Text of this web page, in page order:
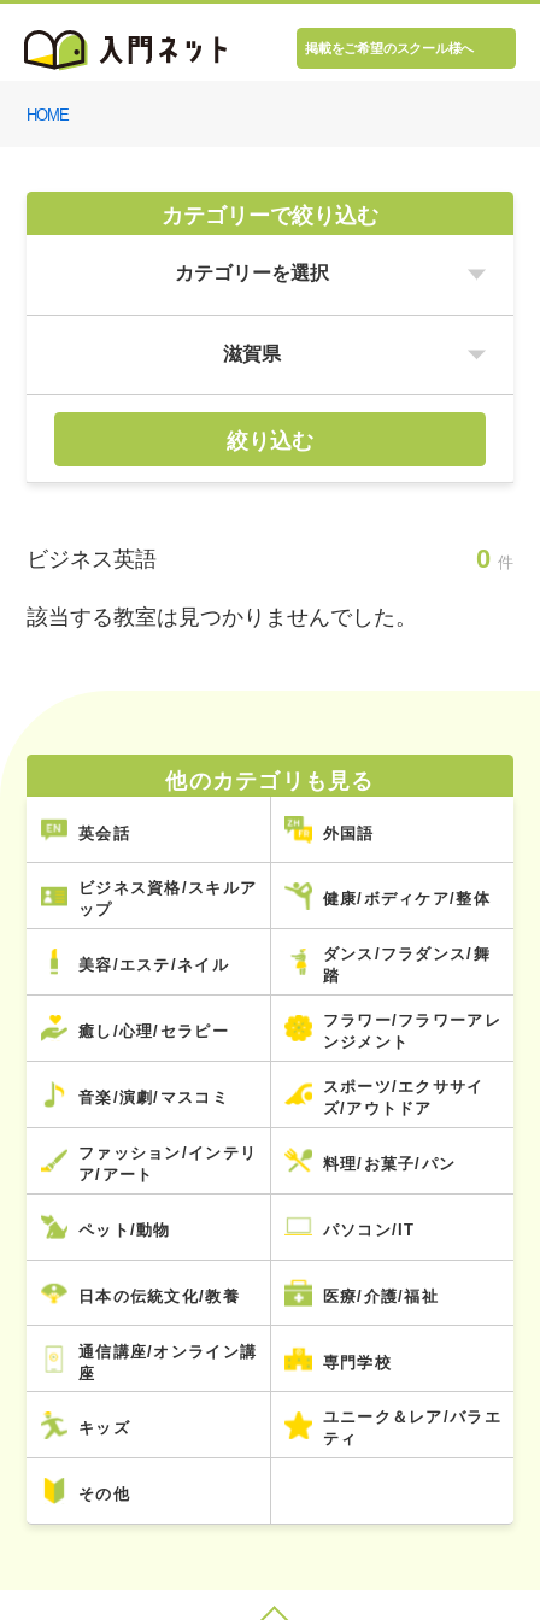
掲載をご希望のスクール様へ
HOME
カテゴリーで絞り込む
絞り込む
ビジネス英語 0 件
該当する教室は見つかりませんでした。
他のカテゴリも見る
英会話 外国語
ビジネス資格/スキルア
ップ
健康/ボディケア/整体
美容/エステ/ネイル
ダンス/フラダンス/舞
踏
癒し/心理/セラピー
フラワー/フラワーアレ
ンジメント
音楽/演劇/マスコミ
スポーツ/エクササイ
ズ/アウトドア
ファッション/インテリ
ア/アート
料理/お菓子/パン
ペット/動物 パソコン/IT
日本の伝統文化/教養 医療/介護/福祉
通信講座/オンライン講
座
専門学校
キッズ
ユニーク＆レア/バラエ
ティ
その他